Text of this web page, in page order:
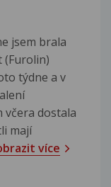
jsem brala
(Furolin)
týdne a v
včera dostala
mají
více